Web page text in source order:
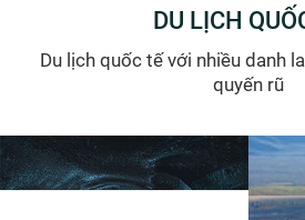
DU LỊCH
Du lịch quốc tế với nhiều danh
quyến rũ